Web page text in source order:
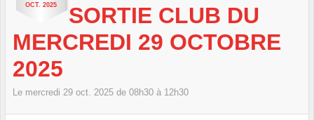
OCT. 2025
SORTIE CLUB DU
MERCREDI 29 OCTOBRE
2025
Le mercredi 29 oct. 2025 de 08h30 à 12h30